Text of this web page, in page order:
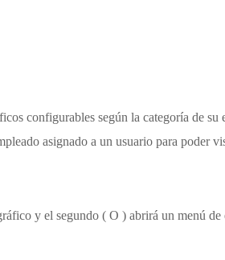
configurables según la categoría de
asignado a un usuario para poder
y el segundo ( O ) abrirá un menú